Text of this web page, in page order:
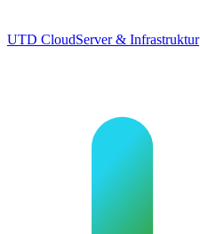
UTD CloudServer & Infrastruktur